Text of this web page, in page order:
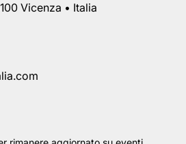
Vicenza • Italia